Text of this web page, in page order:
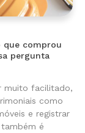
que comprou
pergunta
muito facilitado,
como
e registrar
é